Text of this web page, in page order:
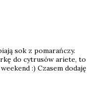
sok z pomarańczy.
do cytrusów ariete, to
:) Czasem dodaję